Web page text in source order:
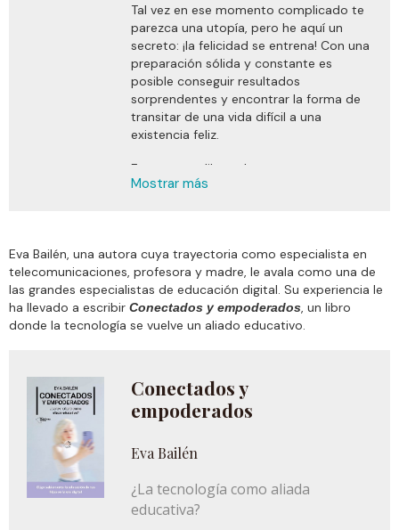
Tal vez en ese momento complicado te
parezca una utopía, pero he aquí un
secreto: ¡la felicidad se entrena! Con una
preparación sólida y constante es
posible conseguir resultados
sorprendentes y encontrar la forma de
transitar de una vida difícil a una
existencia feliz.
En su nuevo libro, el
psiconeuroinmunólogo Xavi Cañellas se
durante unos escasos instantes, y nos
demuestra que no debemos resignarnos
a una vida salpicada con algunas
esporádicas chispitas de felicidad.
Conseguirlo dependerá de muchos
familia. Como dice el refrán budista:
«Quien crea que está iluminado, que
vaya a pasar una semana con su
verdad,Lo único importante
el entorno familiar en la consecución -o
no- de nuestros objetivos vitales.
Mostrar más
Eva Bailén, una autora cuya trayectoria como especialista en
telecomunicaciones, profesora y madre, le avala como una de
las grandes especialistas de educación digital. Su experiencia le
ha llevado a escribir Conectados y empoderados, un libro
donde la tecnología se vuelve un aliado educativo.
Conectados y
empoderados
Eva Bailén
¿La tecnología como aliada
educativa?